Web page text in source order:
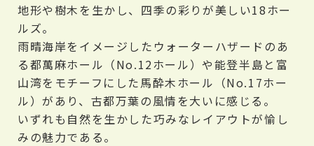
地形や樹木を生かし、四季の彩りが美しい18ホー
ルズ。
雨晴海岸をイメージしたウォーターハザードのあ
る都萬麻ホール（No.12ホール）や能登半島と富
山湾をモチーフにした馬酔木ホール（No.17ホー
ル）があり、古都万葉の風情を大いに感じる。
いずれも自然を生かした巧みなレイアウトが愉し
みの魅力である。